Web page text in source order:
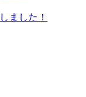
ました！